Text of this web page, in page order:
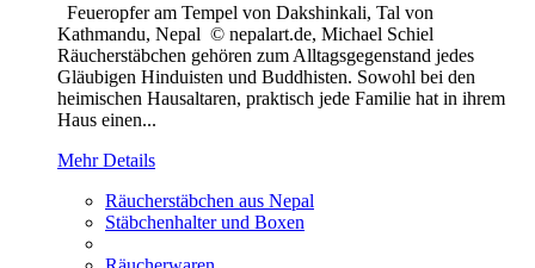
Feueropfer am Tempel von Dakshinkali, Tal von
Kathmandu, Nepal © nepalart.de, Michael Schiel
Räucherstäbchen gehören zum Alltagsgegenstand jedes
Gläubigen Hinduisten und Buddhisten. Sowohl bei den
heimischen Hausaltaren, praktisch jede Familie hat in ihrem
Haus einen...
Mehr Details
Räucherstäbchen aus Nepal
Stäbchenhalter und Boxen